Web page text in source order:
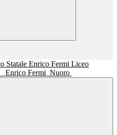
Liceo
Enrico Fermi Nuoro